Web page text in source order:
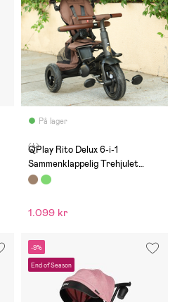
På lager
(4)
QPlay Rito Delux 6-i-1
Sammenklappelig Trehjulet
Cykel, Brun
1.099 kr
-9%
End of Season